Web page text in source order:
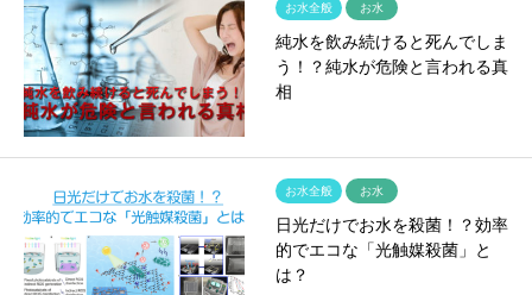
お水全般 お水
純水を飲み続けると死んでしま
う！？純水が危険と言われる真
相
お水全般 お水
日光だけでお水を殺菌！？効率
的でエコな「光触媒殺菌」と
は？